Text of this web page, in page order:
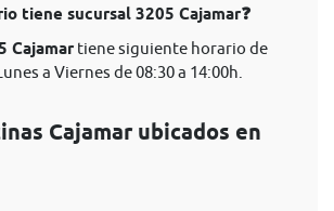
tiene sucursal 3205 Cajamar❓
Cajamar tiene siguiente horario de
a Viernes de 08:30 a 14:00h.
Cajamar ubicados en